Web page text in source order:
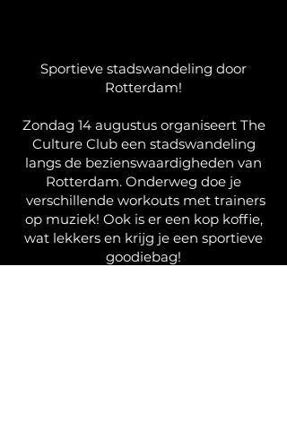
Sportieve stadswandeling door
Rotterdam!
Zondag 14 augustus organiseert The
Culture Club een stadswandeling
langs de bezienswaardigheden van
Rotterdam. Onderweg doe je
verschillende workouts met trainers
op muziek! Ook is er een kop koffie,
wat lekkers en krijg je een sportieve
goodiebag!